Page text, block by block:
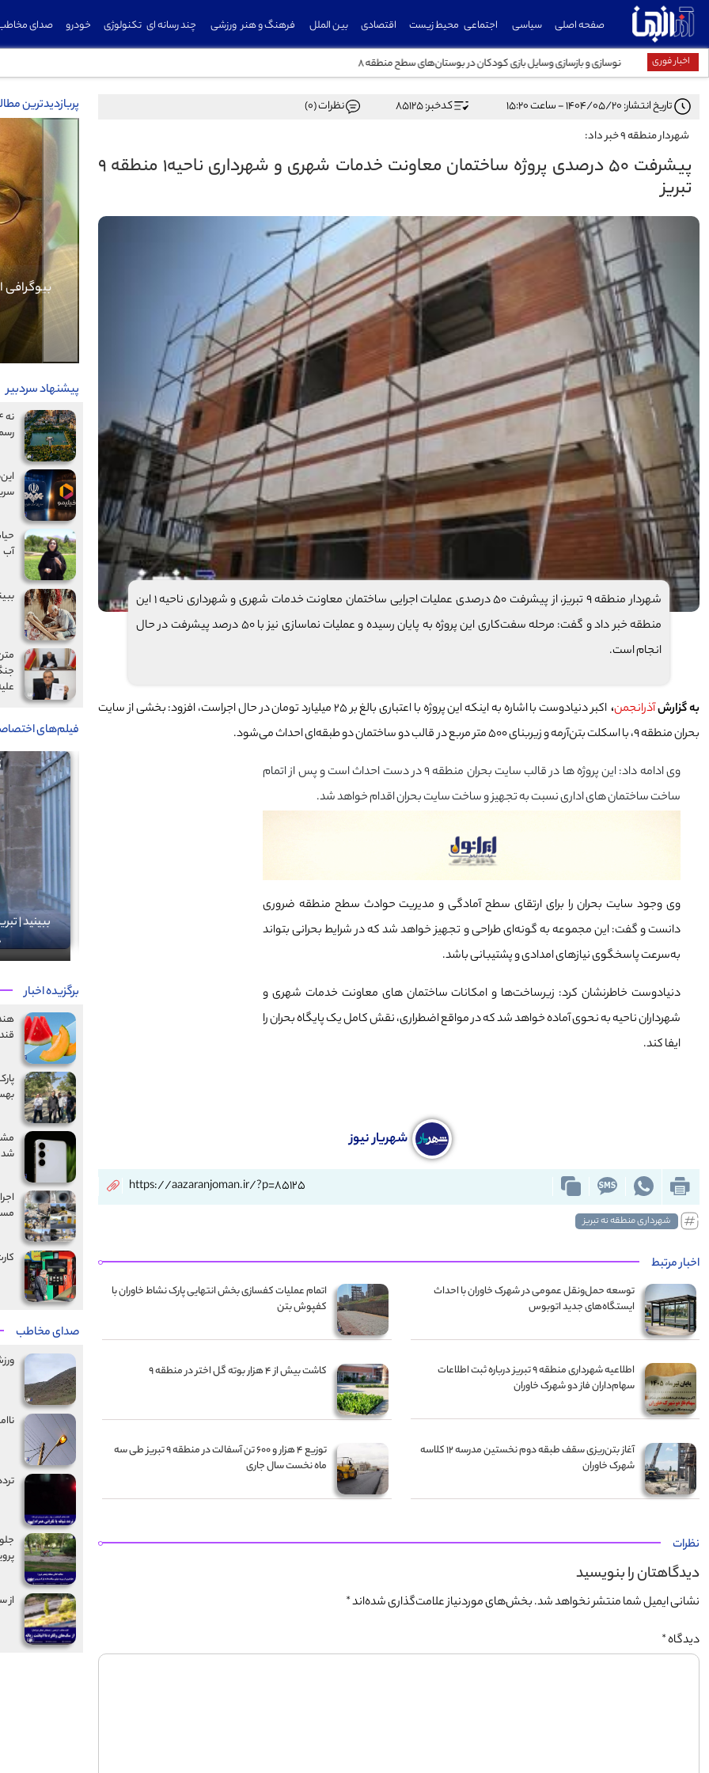
صفحه اصلی سیاسی اجتماعی محیط زیست اقتصادی بین الملل فرهنگ و هنر ورزشی چند رسانه ای تکنولوژی خودرو صدای
اخبار فوری نوسازی و بازسازی وسایل بازی کودکان در بوستان‌های سطح منطقه ۸
تاریخ انتشار: ۱۴۰۴/۰۵/۲۰ - ساعت ۱۵:۲۰ کدخبر: 85125
نظرات (0)
شهردار منطقه ۹ خبر داد:
پیشرفت ۵۰ درصدی پروژه ساختمان معاونت خدمات شهری و شهرداری ناحیه۱ منطقه ۹
تبریز
شهردار منطقه ۹ تبریز، از پیشرفت ۵۰ درصدی عملیات اجرایی ساختمان معاونت خدمات شهری و شهرداری ناحیه ۱ این
منطقه خبر داد و گفت: مرحله سفت‌کاری این پروژه به پایان رسیده و عملیات نماسازی نیز با ۵۰ درصد پیشرفت در حال
انجام است.
به گزارشآذرانجمن،
اکبر دنیادوست با اشاره به اینکه این پروژه با اعتباری بالغ بر ۲۵ میلیارد تومان در حال اجراست، افزود: بخشی از سایت
بحران منطقه ۹، با اسکلت بتن‌آرمه و زیربنای ۵۰۰ متر مربع در قالب دو ساختمان دو طبقه‌ای احداث می‌شود.
وی ادامه داد: این پروژه ها در قالب سایت بحران منطقه ۹ در دست احداث است و پس از اتمام
ساخت ساختمان های اداری نسبت به تجهیز و ساخت سایت بحران اقدام خواهد شد.
وی وجود سایت بحران را برای ارتقای سطح آمادگی و مدیریت حوادث سطح منطقه ضروری
دانست و گفت: این مجموعه به گونه‌ای طراحی و تجهیز خواهد شد که در شرایط بحرانی بتواند
به‌سرعت پاسخگوی نیازهای امدادی و پشتیبانی باشد.
دنیادوست خاطرنشان کرد: زیرساخت‌ها و امکانات ساختمان های معاونت خدمات شهری و
شهرداران ناحیه به نحوی آماده خواهد شد که در مواقع اضطراری، نقش کامل یک پایگاه بحران را
ایفا کند.
شهریار نیوز
https://aazaranjoman.ir/?p=85125
شهرداری منطقه نه تبریز
اخبار مرتبط
توسعه حمل‌ونقل عمومی در شهرک خاوران با احداث
ایستگاه‌های جدید اتوبوس
اتمام عملیات کفسازی بخش انتهایی پارک نشاط خاوران با
کفپوش بتن
اطلاعیه شهرداری منطقه ۹ تبریز درباره ثبت اطلاعات
سهام‌داران فاز دو شهرک خاوران
کاشت بیش از ۴ هزار بوته گل اختر در منطقه ۹
آغاز بتن‌ریزی سقف طبقه دوم نخستین مدرسه ۱۲ کلاسه
شهرک خاوران
توزیع ۴ هزار و ۶۰۰ تن آسفالت در منطقه ۹ تبریز طی سه
ماه نخست سال جاری
نظرات
دیدگاهتان را بنویسید
نشانی ایمیل شما منتشر نخواهد شد.بخش‌های موردنیاز علامت‌گذاری شده‌اند*
دیدگاه*
پربازدیدترین
بیوگرافی کرار نماری
Previous
پیشنهاد سردبیر
آب
فیلم‌های
آیا تا به حال پشت‌صحنه تأمین برق را دیده‌اید؟
فضای مجازی فرصتی برای پاسداری از زبان ترکی
ببینید |
برگزیده اخبار
شد
صدای مخاطب
از